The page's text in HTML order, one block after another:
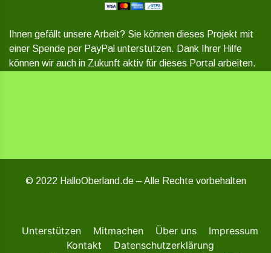
Ihnen gefällt unsere Arbeit? Sie können dieses Projekt mit
einer Spende per PayPal unterstützen. Dank Ihrer Hilfe
können wir auch in Zukunft aktiv für dieses Portal arbeiten.
© 2022 HalloOberland.de – Alle Rechte vorbehalten
Unterstützen Mitmachen Über uns
Impressum
Kontakt
Datenschutzerklärung